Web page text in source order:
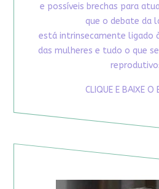
e possíveis brechas para
que o debate da
está intrinsecamente ligado
das mulheres e tudo o que
CLIQUE E BAIXE